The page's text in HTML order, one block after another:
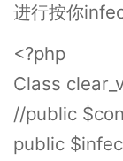
进行按你
<?php
Class
//public
public